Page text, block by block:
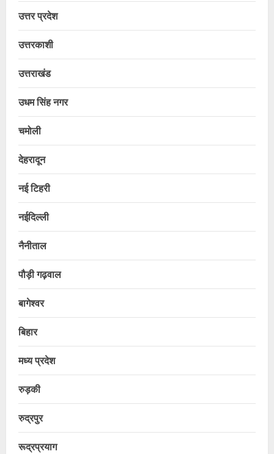
उत्तर प्रदेश
उत्तरकाशी
उत्तराखंड
उधम सिंह नगर
चमोली
देहरादून
नई टिहरी
नईदिल्ली
नैनीताल
पौड़ी गढ़वाल
बागेश्वर
बिहार
मध्य प्रदेश
रुड़की
रुद्रपुर
रूद्रप्रयाग